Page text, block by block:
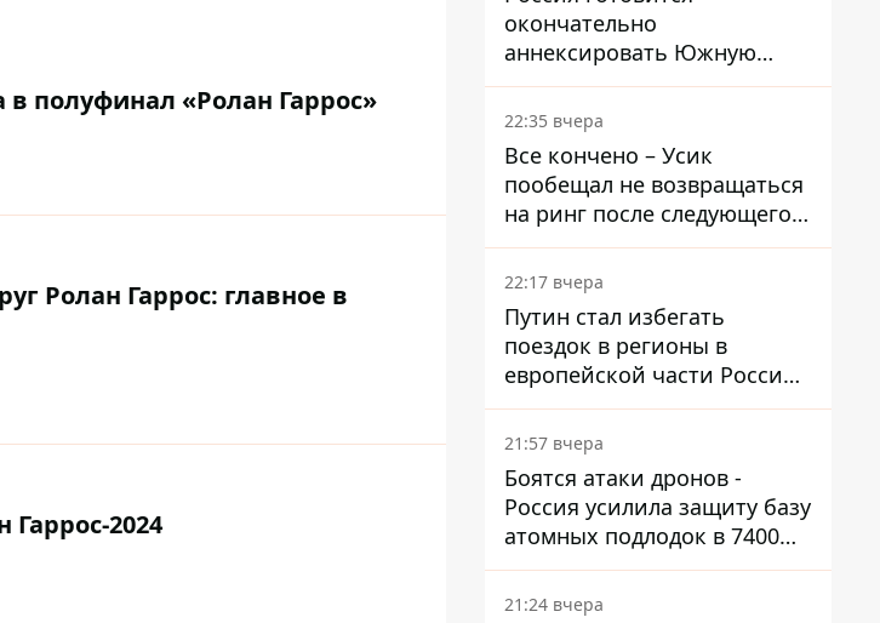
полуфинал «Ролан Гаррос»
Ролан Гаррос: главное в
2024
окончательно
аннексировать Южную
Осетию – страны НАТО
обеспокоены
22:35 вчера
Все кончено – Усик
пообещал не возвращаться
на ринг после следующего
боя
22:17 вчера
Путин стал избегать
поездок в регионы в
европейской части России,
куда регулярно долетают
дроны
21:57 вчера
Боятся атаки дронов -
Россия усилила защиту базу
атомных подлодок в 7400
км от Украины
21:24 вчера